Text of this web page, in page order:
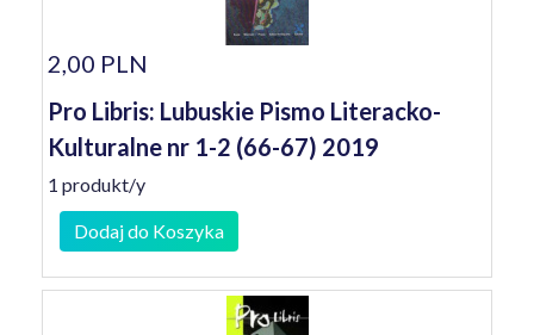
2,00 PLN
Pro Libris: Lubuskie Pismo Literacko-
Kulturalne nr 1-2 (66-67) 2019
1 produkt/y
Dodaj do Koszyka